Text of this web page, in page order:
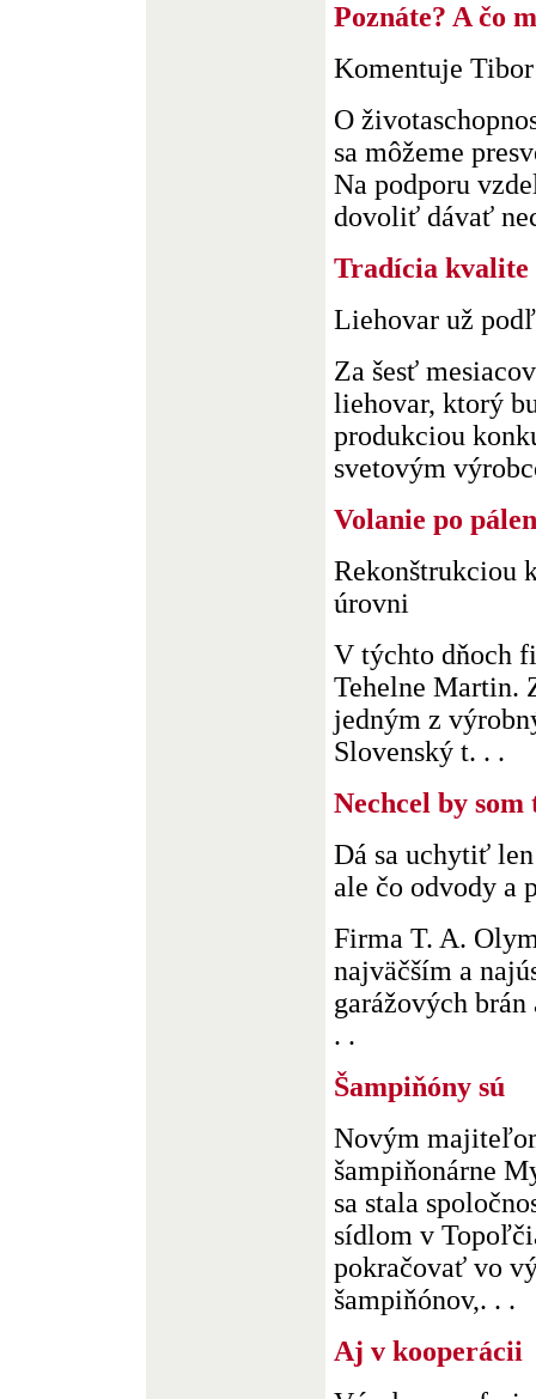
Poznáte? A čo
Komentuje
O
sa môžeme
Na podporu
dovoliť dávať
Tradícia kvalite
Liehovar už
Za šesť
liehovar, ktorý
produkciou
svetovým
Volanie po
Rekonštrukciou
úrovni
V týchto dňoch
Tehelne Martin.
jedným z
Slovenský t. . .
Nechcel by
Dá sa uchytiť
ale čo odvody a
Firma T. A.
najväčším a
garážových
. .
Šampiňóny sú
Novým
šampiňonárne
sa stala
sídlom v
pokračovať vo
šampiňónov,. . .
Aj v kooperácii